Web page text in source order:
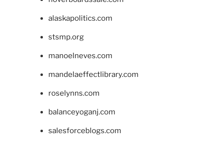
alaskapolitics.com
stsmp.org
manoelneves.com
mandelaeffectlibrary.com
roselynns.com
balanceyoganj.com
salesforceblogs.com